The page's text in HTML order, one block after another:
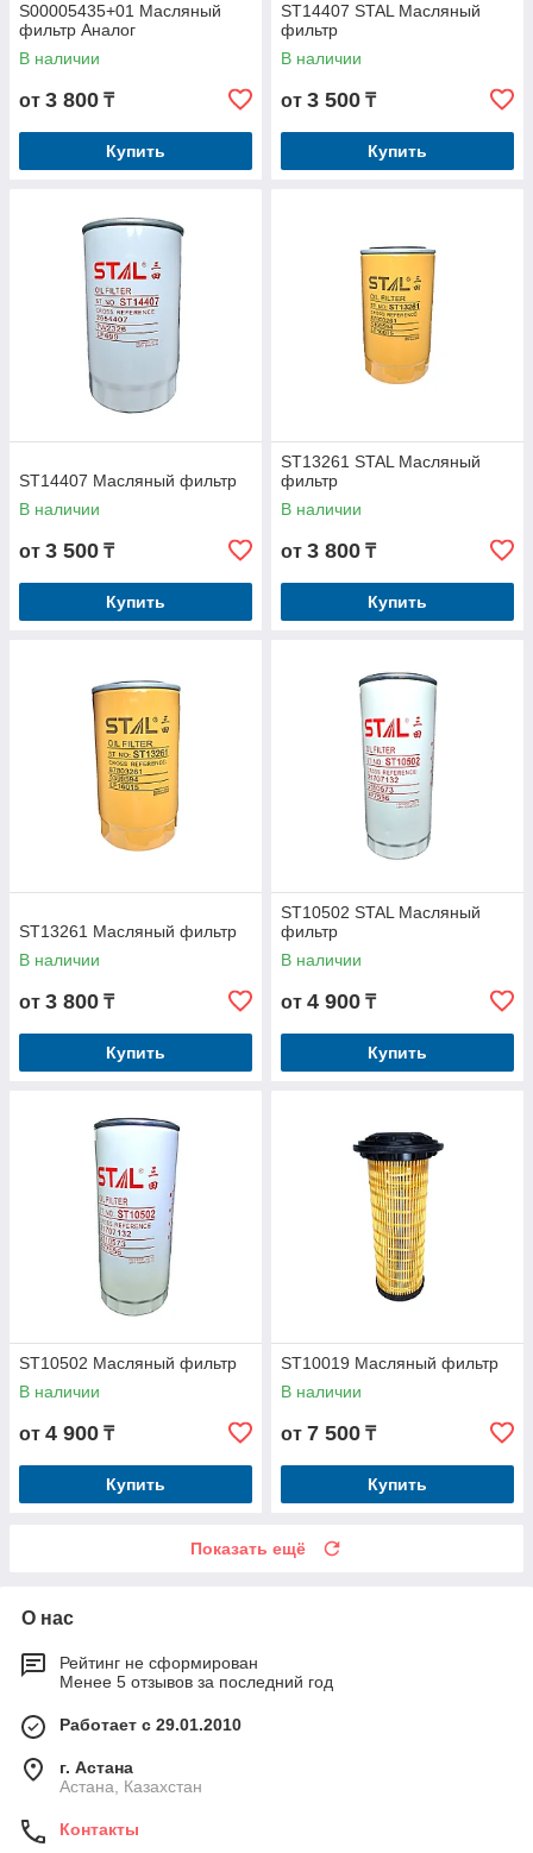
S00005435+01 Масляный
фильтр Аналог
В наличии
от 3 800 ₸
Купить
ST14407 STAL Масляный
фильтр
В наличии
от 3 500 ₸
Купить
ST14407 Масляный фильтр
В наличии
от 3 500 ₸
Купить
ST13261 STAL Масляный
фильтр
В наличии
от 3 800 ₸
Купить
ST13261 Масляный фильтр
В наличии
от 3 800 ₸
Купить
ST10502 STAL Масляный
фильтр
В наличии
от 4 900 ₸
Купить
ST10502 Масляный фильтр
В наличии
от 4 900 ₸
Купить
ST10019 Масляный фильтр
В наличии
от 7 500 ₸
Купить
Показать ещё
О нас
Рейтинг не сформирован
Менее 5 отзывов за последний год
Работает с 29.01.2010
г. Астана
Астана, Казахстан
Контакты